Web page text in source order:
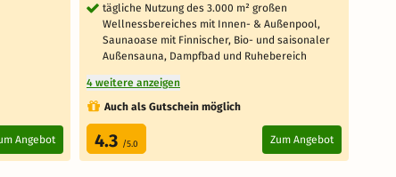
Angebot
tägliche Nutzung des 3.000 m² großen
Wellnessbereiches mit Innen- & Außenpool,
Saunaoase mit Finnischer, Bio- und saisonaler
Außensauna, Dampfbad und Ruhebereich
4 weitere anzeigen
Auch als Gutschein möglich
4.3 /5.0 Zum Angebot